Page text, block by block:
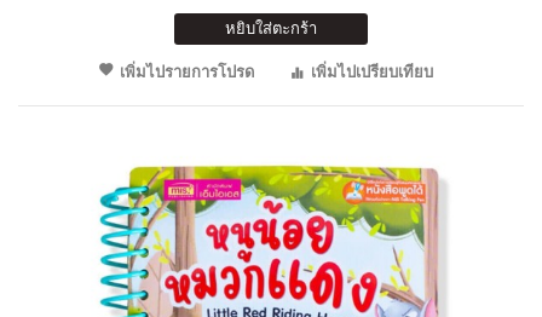
หยิบใส่ตะกร้า
เพิ่มไปรายการโปรด
เพิ่มไปเปรียบเทียบ